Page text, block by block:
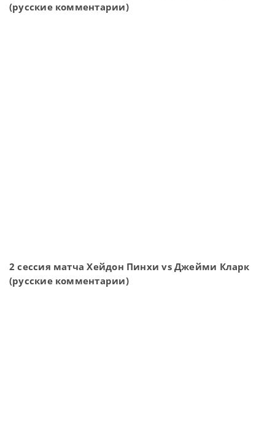
(русские комментарии)
2 сессия матча Хейдон Пинхи vs Джейми Кларк
(русские комментарии)